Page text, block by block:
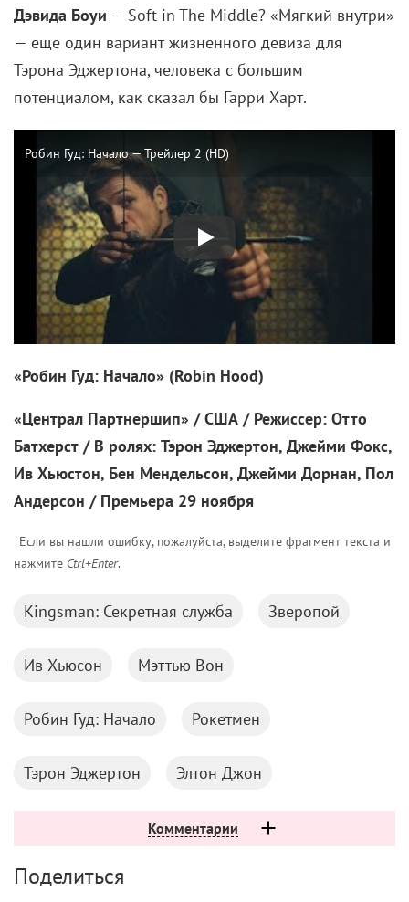
— еще один вариант жизненного девиза для
Тэрона Эджертона, человека с большим
потенциалом, как сказал бы Гарри Харт.
«Робин Гуд: Начало» (Robin Hood)
«Централ Партнершип» / CША / Режиссер:
Батхерст / В ролях: Тэрон Эджертон, Джейми Фокс,
Ив Хьюстон, Бен Мендельсон, Джейми Дорнан, Пол
Андерсон / Премьера 29 ноября
Если вы нашли ошибку, пожалуйста, выделите фрагмент текста и
Читайте «КиноРепортер»